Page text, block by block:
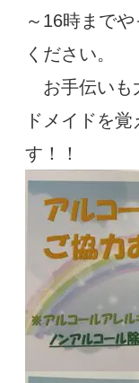
～16時まで
ください。
お手伝いも
ドメイドを
す！！